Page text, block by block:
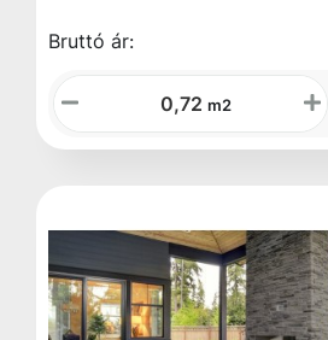
Bruttó ár:
m2